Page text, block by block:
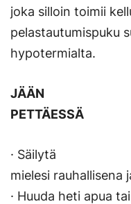
joka silloin toimii
pelastautumispuku
hypotermialta.
JÄÄN
PETTÄESSÄ
· Säilytä
mielesi rauhallisena
· Huuda heti apua